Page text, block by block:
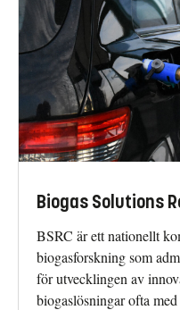
Biogas Solutions
BSRC är ett nationellt
biogasforskning som
för utvecklingen av
biogaslösningar ofta